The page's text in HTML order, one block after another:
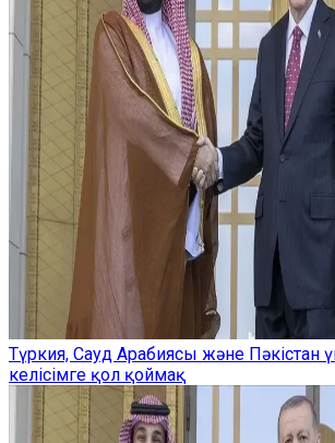
Түркия, Сауд Арабиясы және Пәкістан
келісімге қол қоймақ